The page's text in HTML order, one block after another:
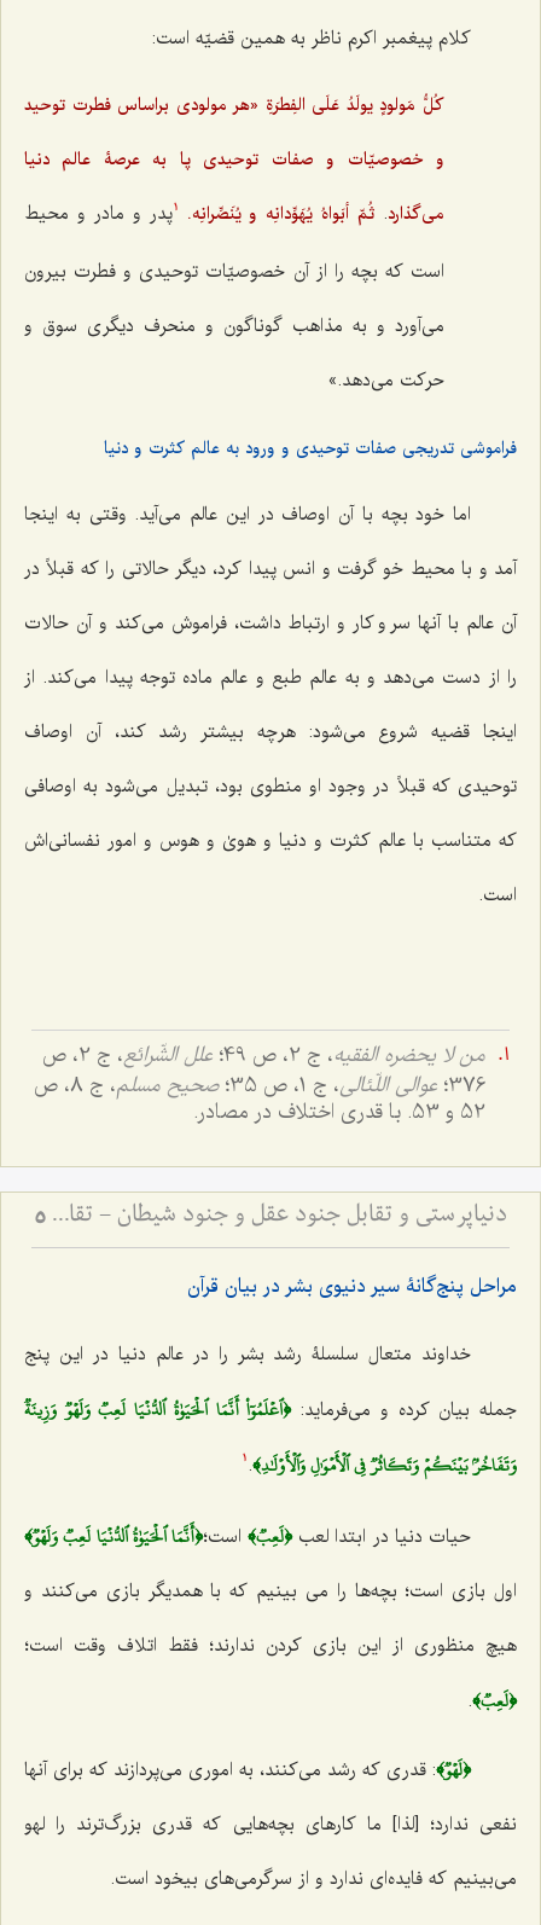
کلام پیغمبر اکرم ناظر به همین قضیّه است:
کُلُّ مَولودٍ یولَدُ عَلَی الفِطرَةِ «هر مولودی براساس فطرت توحید
و خصوصیّات و صفات توحیدی پا به عرصۀ عالم دنیا
می‌گذارد. ثُمّ أبَواهُ یُهَوِّدانِه و یُنَصِّرانِه. 1پدر و مادر و محیط
است که بچه را از آن خصوصیّات توحیدی و فطرت بیرون
می‌آورد و به مذاهب گوناگون و منحرف دیگری سوق و
حرکت می‌دهد.»
فراموشی تدریجی صفات توحیدی و ورود به عالم کثرت و دنیا
اما خود بچه با آن اوصاف در این عالم می‌آید. وقتی به اینجا
آمد و با محیط خو گرفت و انس پیدا کرد، دیگر حالاتی را که قبلاً در
آن عالم با آنها سر و کار و ارتباط داشت، فراموش می‌کند و آن حالات
را از دست می‌دهد و به عالم طبع و عالم ماده توجه پیدا می‌کند. از
اینجا قضیه شروع می‌شود: هرچه بیشتر رشد کند، آن اوصاف
توحیدی که قبلاً در وجود او منطوی بود، تبدیل می‌شود به اوصافی
که متناسب با عالم کثرت و دنیا و هویٰ و هوس و امور نفسانی‌اش
است.
من لا یحضره الفقیه، ج 2، ص 49؛ علل الشّرائع
، ج 2، ص
376؛ عوالی اللّئالی، ج 1، ص 35؛ صحیح مسلم
، ج 8، ص
52 و 53. با قدری اختلاف در مصادر.
دنیاپرستی و تقابل جنود عقل و جنود شیطان - تقابل عالم دنیا و مجاز با عالم توحید و حقیقت 5
مراحل پنج‌گانۀ سیر دنیوی بشر در بیان قرآن
خداوند متعال سلسلۀ رشد بشر را در عالم دنیا در این پنج
جمله بیان کرده و می‌فرماید:﴿ٱعۡلَمُوٓاْ أَنَّمَا ٱلۡحَيَوٰةُ ٱلدُّنۡيَا لَعِبٞ وَلَهۡوٞ وَزِينَةٞ
وَتَفَاخُرُۢ بَيۡنَكُمۡ وَتَكَاثُرٞ فِي ٱلۡأَمۡوَٰلِ وَٱلۡأَوۡلَٰدِ﴾.
1
حیات دنیا در ابتدا لعب﴿لَعِبٞ﴾ است؛﴿أَنَّمَا ٱلۡحَيَوٰةُ ٱلدُّنۡيَا لَعِبٞ وَلَهۡوٞ﴾
اول بازی است؛ بچه‌ها را می بینیم که با همدیگر بازی می‌کنند و
هیچ منظوری از این بازی کردن ندارند؛ فقط اتلاف وقت است؛
﴿لَعِبٞ﴾.
﴿لَهۡوٞ﴾: قدری که رشد می‌کنند، به اموری می‌پردازند که برای آنها
نفعی ندارد؛ [لذا] ما کارهای بچه‌هایی که قدری بزرگ‌ترند را لهو
می‌بینیم که فایده‌ای ندارد و از سرگرمی‌های بیخود است.